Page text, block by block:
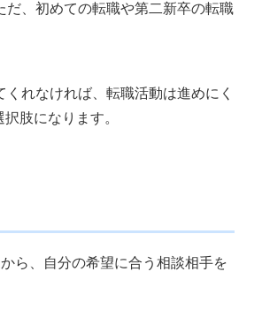
、初めての転職や第二新卒の転職
れなければ、転職活動は進めにく
肢になります。
ら、自分の希望に合う相談相手を